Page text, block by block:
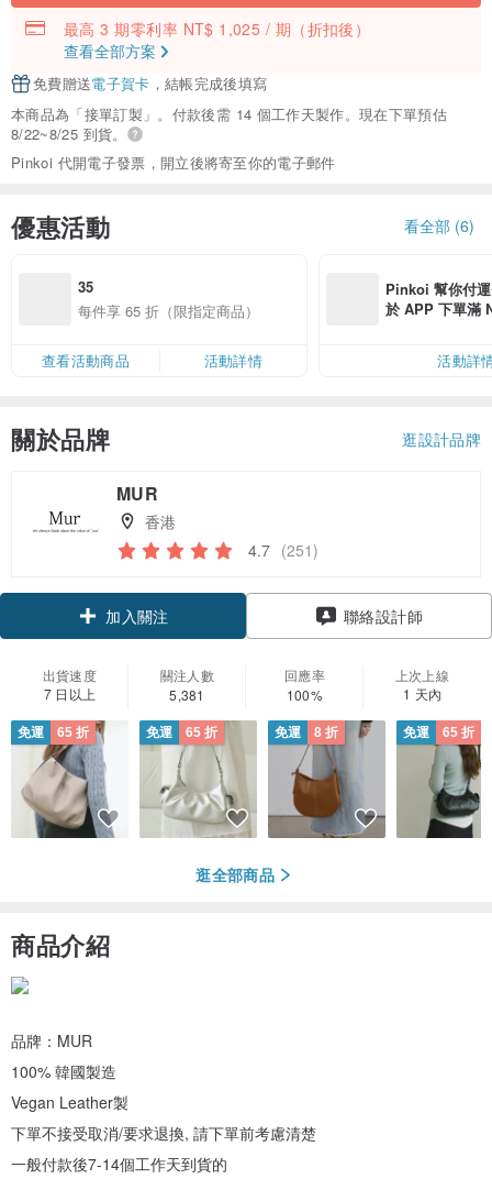
最高 3 期零利率 NT$ 1,025 / 期 （折扣後）
查看全部方案
免費贈送電子賀卡 ，結帳完成後填寫
本商品為「接單訂製」。付款後需 14 個工作天製作。現在下單預估
8/22~8/25 到貨。
Pinkoi 代開電子發票，開立後將寄至你的電子郵件
優惠活動 看全部 (6)
35
每件享 65 折（限指定商品）
查看活動商品 活動詳情
Pinkoi 幫你付
於 APP 下單滿
活動詳
關於品牌 逛設計品牌
MUR
香港
4.7 (251)
加入關注 聯絡設計師
出貨速度
7 日以上
關注人數
5,381
回應率
100%
上次上線
1 天內
免運 65 折 免運 65 折 免運 8 折 免運 65 折
逛全部商品
商品介紹
品牌：MUR
100% 韓國製造
Vegan Leather製
下單不接受取消/要求退換, 請下單前考慮清楚
一般付款後7-14個工作天到貨的